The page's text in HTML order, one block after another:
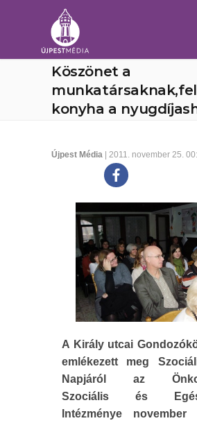
Köszönet a
konyha a
Újpest Média | 2011. november 25.
A Király utcai
emlékezett meg
Napjáról az
Szociális és
Intézménye